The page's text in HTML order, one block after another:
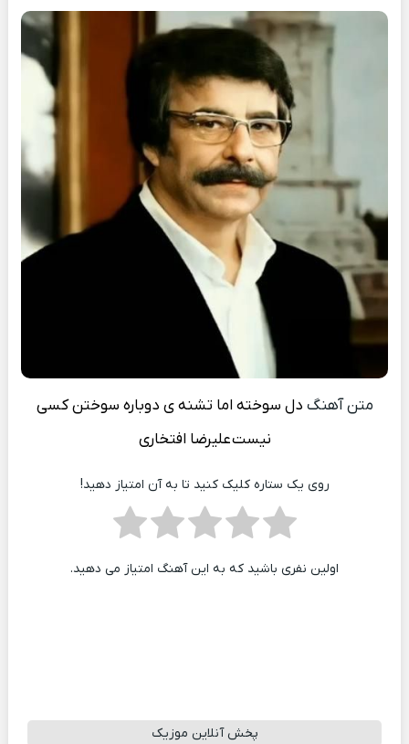
متن آهنگ دل سوخته اما تشنه ی دوباره سوختن کسی
نیستعلیرضا افتخاری
روی یک ستاره کلیک کنید تا به آن امتیاز دهید!
اولین نفری باشید که به این آهنگ امتیاز می دهید.
پخش آنلاین موزیک